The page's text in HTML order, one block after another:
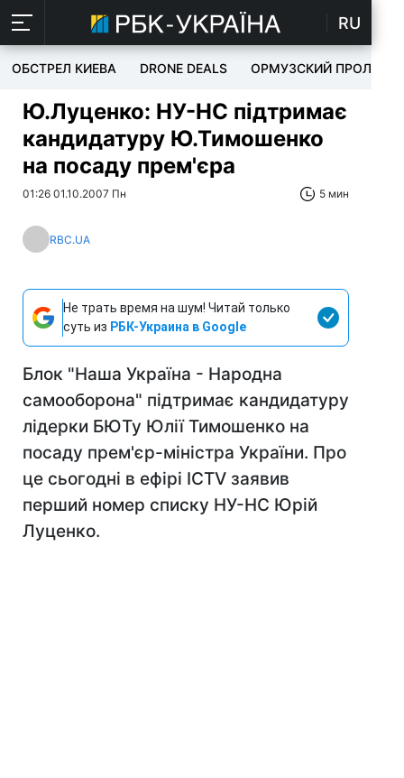
RU
ОБСТРЕЛ КИЕВА DRONE DEALS ОРМУЗСКИЙ ПРОЛИВ
Ю.Луценко: НУ-НС підтримає
кандидатуру Ю.Тимошенко
на посаду прем'єра
01:26 01.10.2007 Пн 5 мин
RBC.UA
Не трать время на шум! Читай только
суть из РБК-Украина в Google
Блок "Наша Україна - Народна
самооборона" підтримає кандидатуру
лідерки БЮТу Юлії Тимошенко на
посаду прем'єр-міністра України. Про
це сьогодні в ефірі ICTV заявив
перший номер списку НУ-НС Юрій
Луценко.